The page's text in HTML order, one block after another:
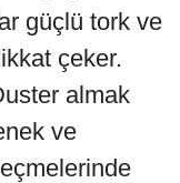
güçlü tork ve
çeker.
almak
ve